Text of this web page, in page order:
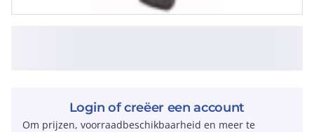
Login of creëer een account
Om prijzen, voorraadbeschikbaarheid en meer te